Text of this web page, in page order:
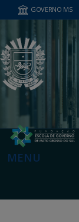
GOVERNO MS
MENU